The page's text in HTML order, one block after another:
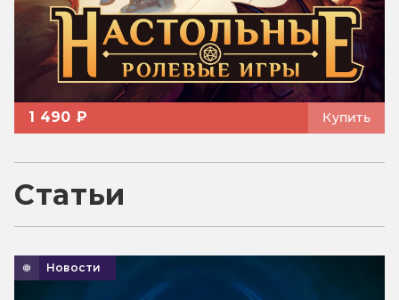
1 490 ₽ Купить
Статьи
Новости